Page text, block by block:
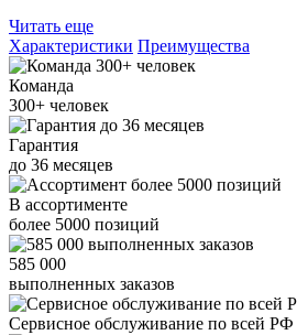
Читать еще
Характеристики Преимущества
Команда
300+ человек
Гарантия
до 36 месяцев
В ассортименте
более 5000 позиций
585 000
выполненных заказов
Сервисное обслуживание по всей РФ